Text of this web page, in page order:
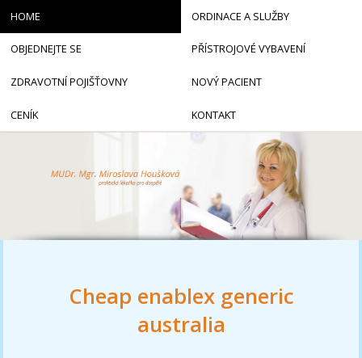
Cheap enablex generic
australia
HOME ORDINACE A SLUŽBY
OBJEDNEJTE SE PŘÍSTROJOVÉ VYBAVENÍ
ZDRAVOTNÍ POJIŠŤOVNY NOVÝ PACIENT
CENÍK KONTAKT